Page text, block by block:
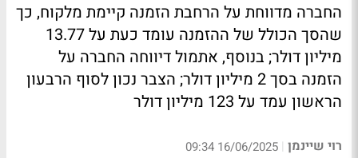
החברה מדווחת על הרחבת הזמנה קיימת מלקוח, כך
שהסך הכולל של ההזמנה עומד כעת על 13.77
מיליון דולר; בנוסף, אתמול דיווחה החברה על
הזמנה בסך 2 מיליון דולר; הצבר נכון לסוף הרבעון
הראשון עמד על 123 מיליון דולר
רוי שיינמן |
16/06/2025 09:34